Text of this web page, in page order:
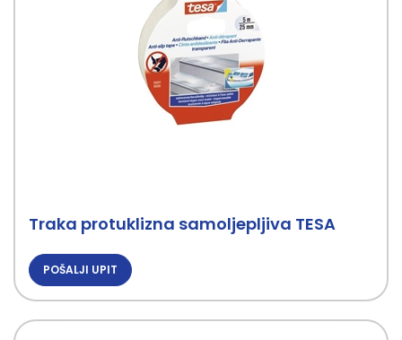
Traka protuklizna samoljepljiva TESA
POŠALJI UPIT